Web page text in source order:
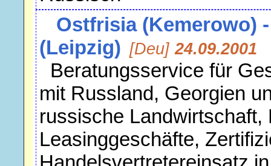
Ostfrisia (Kemerowo)
(Leipzig) [Deu] 24.09.2001
Beratungsservice für
mit Russland, Georgien
russische Landwirtschaft,
Leasinggeschäfte,